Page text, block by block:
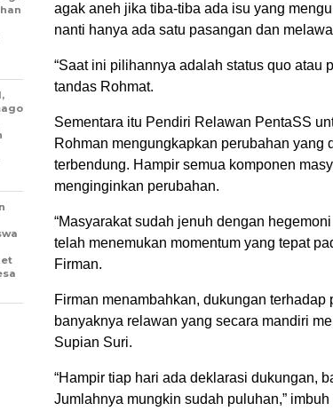
agak aneh jika tiba-tiba ada isu yang
nanti hanya ada satu pasangan dan
“Saat ini pilihannya adalah status quo atau
tandas Rohmat.
Sementara itu Pendiri Relawan PentaSS
Rohman mengungkapkan perubahan yang
terbendung. Hampir semua komponen
menginginkan perubahan.
“Masyarakat sudah jenuh dengan
telah menemukan momentum yang tepat
Firman.
Firman menambahkan, dukungan
banyaknya relawan yang secara mandiri
Supian Suri.
“Hampir tiap hari ada deklarasi dukungan,
Jumlahnya mungkin sudah puluhan,” imbuh